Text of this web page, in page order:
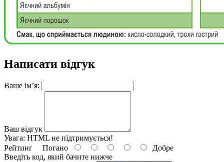
Написати відгук
Ваше ім’я:
Ваш відгук
Увага: HTML не підтримується!
Рейтинг Погано
Добре
Введіть код, який бачите нижче